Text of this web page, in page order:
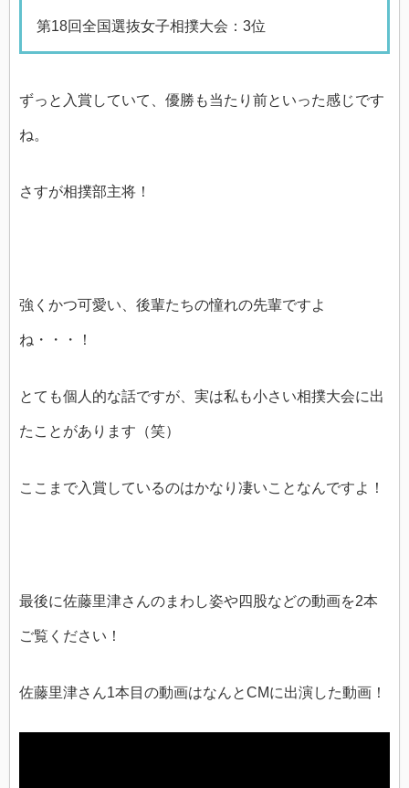
第18回全国選抜女子相撲大会：3位
ずっと入賞していて、優勝も当たり前といった感じです
ね。
さすが相撲部主将！
強くかつ可愛い、後輩たちの憧れの先輩ですよ
ね・・・！
とても個人的な話ですが、実は私も小さい相撲大会に出
たことがあります（笑）
ここまで入賞しているのはかなり凄いことなんですよ！
最後に佐藤里津さんのまわし姿や四股などの動画を2本
ご覧ください！
佐藤里津さん1本目の動画はなんとCMに出演した動画！